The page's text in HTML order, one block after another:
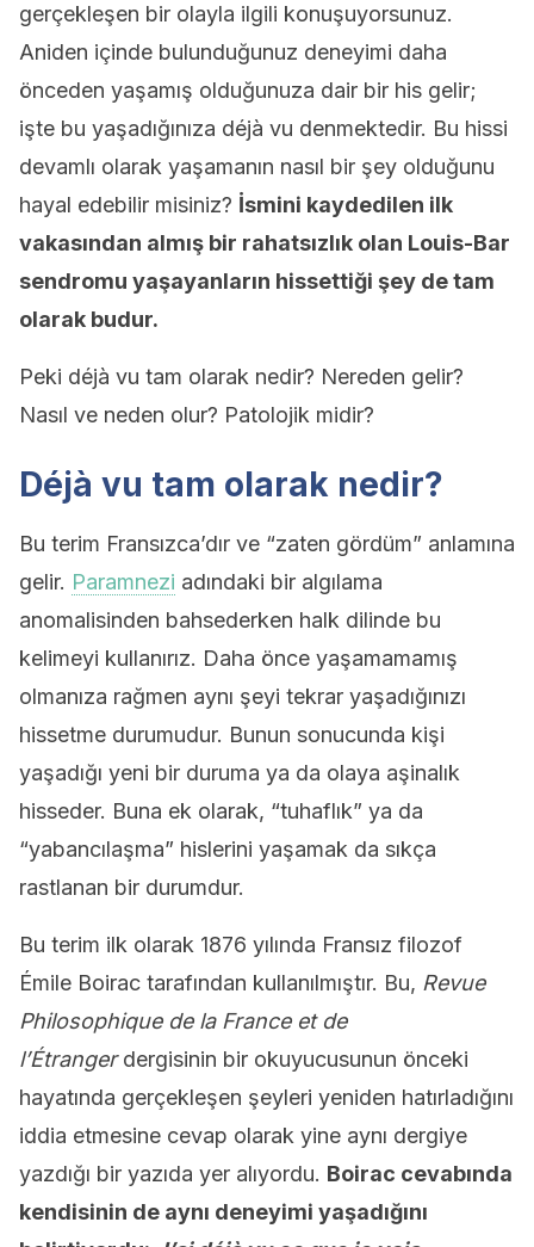
gerçekleşen bir olayla ilgili konuşuyorsunuz.
Aniden içinde bulunduğunuz deneyimi daha
önceden yaşamış olduğunuza dair bir his gelir;
işte bu yaşadığınıza déjà vu denmektedir. Bu hissi
devamlı olarak yaşamanın nasıl bir şey olduğunu
hayal edebilir misiniz? İsmini kaydedilen ilk
vakasından almış bir rahatsızlık olan Louis-Bar
sendromu yaşayanların hissettiği şey de tam
olarak budur.
Peki déjà vu tam olarak nedir? Nereden gelir?
Nasıl ve neden olur? Patolojik midir?
Déjà vu tam olarak nedir?
Bu terim Fransızca’dır ve “zaten gördüm” anlamına
gelir. Paramnezi adındaki bir algılama
anomalisinden bahsederken halk dilinde bu
kelimeyi kullanırız. Daha önce yaşamamamış
olmanıza rağmen aynı şeyi tekrar yaşadığınızı
hissetme durumudur. Bunun sonucunda kişi
yaşadığı yeni bir duruma ya da olaya aşinalık
hisseder. Buna ek olarak, “tuhaflık” ya da
“yabancılaşma” hislerini yaşamak da sıkça
rastlanan bir durumdur.
Bu terim ilk olarak 1876 yılında Fransız filozof
Émile Boirac tarafından kullanılmıştır. Bu, Revue
Philosophique de la France et de
l’Étrangerdergisinin bir okuyucusunun önceki
hayatında gerçekleşen şeyleri yeniden hatırladığını
iddia etmesine cevap olarak yine aynı dergiye
yazdığı bir yazıda yer alıyordu. Boirac cevabında
kendisinin de aynı deneyimi yaşadığını